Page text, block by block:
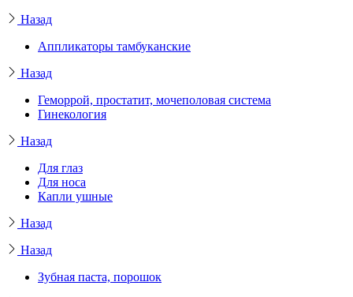
Назад
Аппликаторы тамбуканские
Назад
Геморрой, простатит, мочеполовая система
Гинекология
Назад
Для глаз
Для носа
Капли ушные
Назад
Назад
Зубная паста, порошок